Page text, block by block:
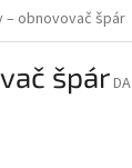
– obnovovač špár
špár